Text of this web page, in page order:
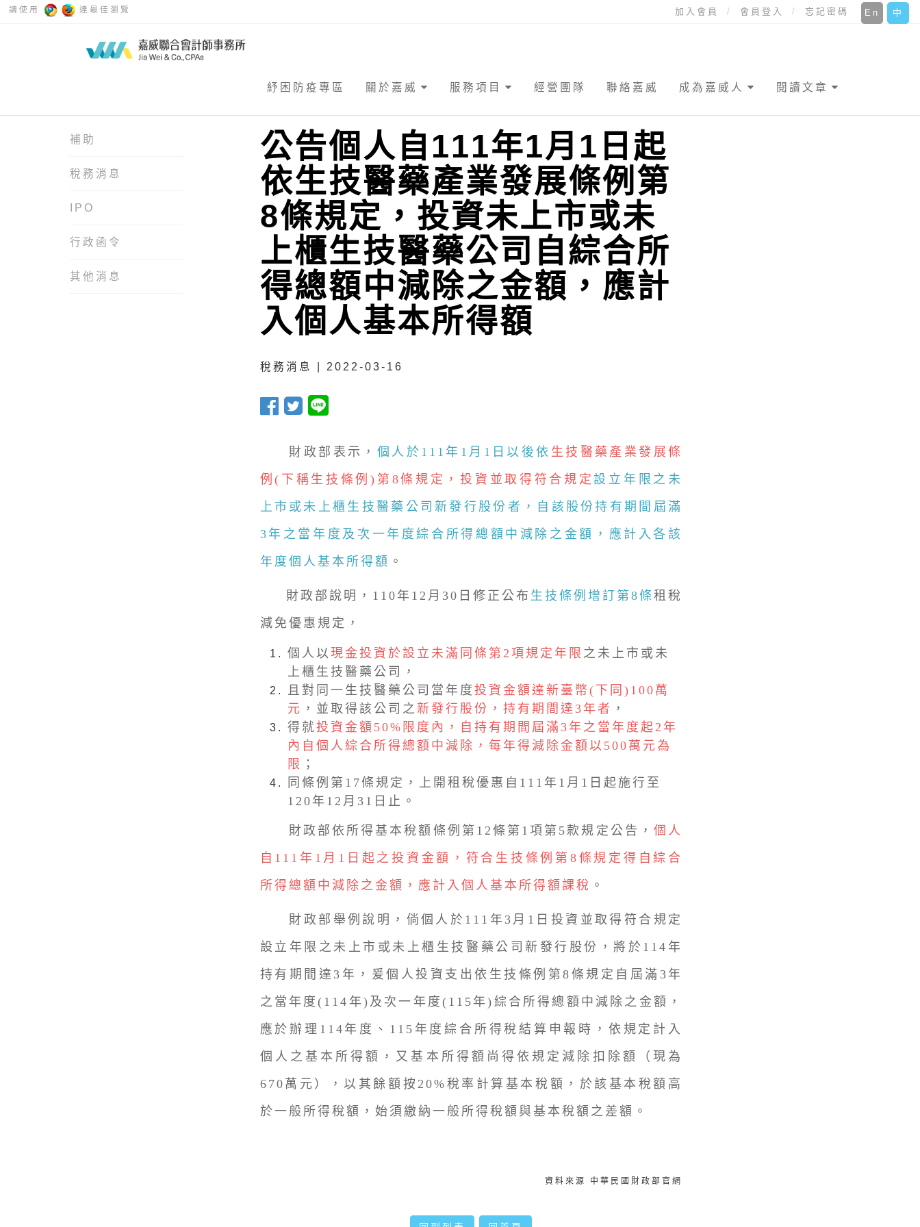
請使用 達最佳瀏覽 中
En
加入會員 會員登入 忘記密碼
紓困防疫專區 關於嘉威 服務項目 經營團隊 聯絡嘉威 成為嘉威人 閱讀文章
補助
稅務消息
IPO
行政函令
其他消息
公告個人自111年1月1日起
依生技醫藥產業發展條例第
8條規定，投資未上市或未
上櫃生技醫藥公司自綜合所
得總額中減除之金額，應計
入個人基本所得額
稅務消息 | 2022-03-16
財政部表示， 個人於111年1月1日以後依 生技醫藥產業發展條
例(下稱生技條例)第8條規定，投資並取得符合規定設立年限之未
上市或未上櫃生技醫藥公司新發行股份者，自該股份持有期間屆滿
3年之當年度及次一年度綜合所得總額中減除之金額，應計入各該
年度個人基本所得額 。
財政部說明，110年12月30日修正公布 生技條例增訂第8條租稅
減免優惠規定，
個人以 現金投資於設立未滿同條第2項規定年限 之未上市或未
上櫃生技醫藥公司，
且對同一生技醫藥公司當年度 投資金額達新臺幣(下同)100萬
元 ，並取得該公司之 新發行股份，持有期間達3年者 ，
得就投資金額50%限度內，自持有期間屆滿3年之當年度起2年
內自個人綜合所得總額中減除，每年得減除金額以500萬元為
限 ；
同條例第17條規定，上開租稅優惠自111年1月1日起施行至
120年12月31日止。
財政部依所得基本稅額條例第12條第1項第5款規定公告， 個人
自111年1月1日起之投資金額，符合生技條例第8條規定得自綜合
所得總額中減除之金額，應計入個人基本所得額課稅 。
財政部舉例說明，倘個人於111年3月1日投資並取得符合規定
設立年限之未上市或未上櫃生技醫藥公司新發行股份，將於114年
持有期間達3年，爰個人投資支出依生技條例第8條規定自屆滿3年
之當年度(114年)及次一年度(115年)綜合所得總額中減除之金額，
應於辦理114年度、115年度綜合所得稅結算申報時，依規定計入
個人之基本所得額，又基本所得額尚得依規定減除扣除額（現為
670萬元），以其餘額按20%稅率計算基本稅額，於該基本稅額高
於一般所得稅額，始須繳納一般所得稅額與基本稅額之差額。
資料來源 中華民國財政部官網